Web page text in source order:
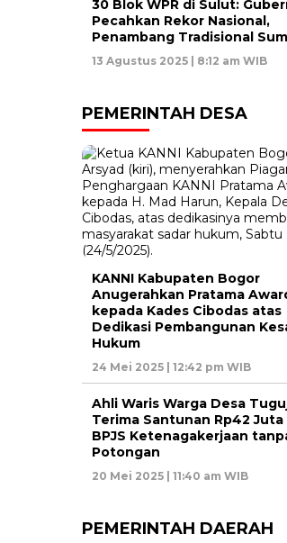
30 Blok WPR di Sulut:
Pecahkan Rekor Nasional,
Penambang Tradisional
13 Agustus 2025 | 8:12 am WIB
PEMERINTAH DESA
KANNI Kabupaten Bogor
Anugerahkan Pratama
kepada Kades Cibodas atas
Dedikasi Pembangunan
Hukum
24 Mei 2025 | 12:42 pm WIB
Ahli Waris Warga Desa
Terima Santunan Rp42 Juta
BPJS Ketenagakerjaan
Potongan
20 Mei 2025 | 11:40 am WIB
PEMERINTAH DAERAH